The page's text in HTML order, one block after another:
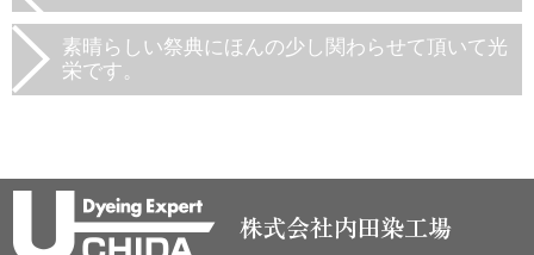
素晴らしい祭典にほんの少し関わらせて頂いて光
栄です。